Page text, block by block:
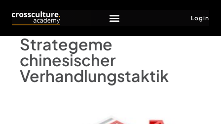
Login
Strategeme
chinesischer
Verhandlungstaktik